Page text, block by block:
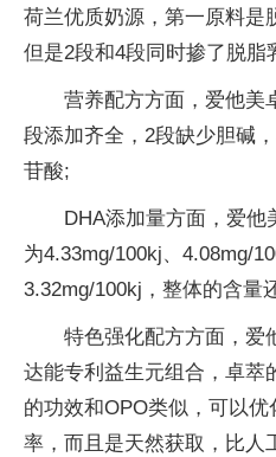
荷兰优质奶源，第一原料是
但是2段和4段同时掺了脱脂
营养配方方面，爱他美
段添加齐全，2段缺少胆碱
苷酸;
DHA添加量方面，爱他
为4.33mg/100kj、4.08mg/
3.32mg/100kj，整体的含量
特色强化配方方面，爱
达能专利益生元组合，卓萃
的功效和OPO类似，可以
率，而且是天然获取，比人